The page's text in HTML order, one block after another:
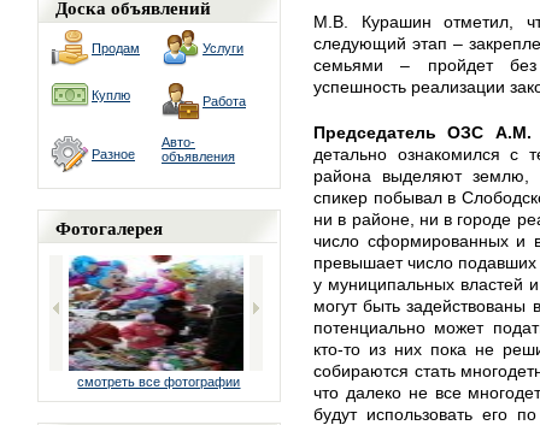
Доска объявлений
Продам Услуги
Куплю Работа
Разное
Авто-
объявления
Фотогалерея
смотреть все фотографии
М.В. Курашин отметил,
следующий этап –
семьями – пройдет без
успешность реализации
Председатель ОЗС А.М.
детально ознакомился с
района выделяют землю,
спикер побывал в
ни в районе, ни в городе
число сформированных и
превышает число
у муниципальных властей
могут быть задействованы
потенциально может
кто-то из них пока не
собираются стать
что далеко не все
будут использовать его